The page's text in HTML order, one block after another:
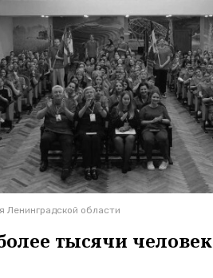
Ленинградской области
тысячи человек